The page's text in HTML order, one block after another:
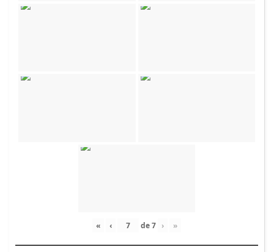
« ‹ de7 › »